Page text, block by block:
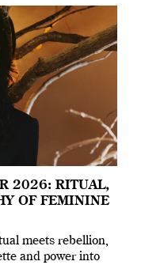
2026: RITUAL,
OF FEMININE
meets rebellion,
and power into